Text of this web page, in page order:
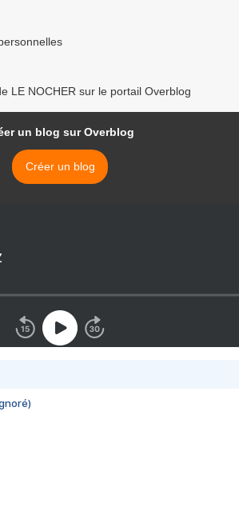
LE NOCHER sur le portail Overblog
un blog sur Overblog
Créer un blog